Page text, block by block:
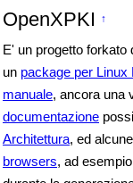
OpenXPKI ↑
E' un progetto
un package per Linux
manuale, ancora una
documentazione
Architettura, ed
browsers, ad